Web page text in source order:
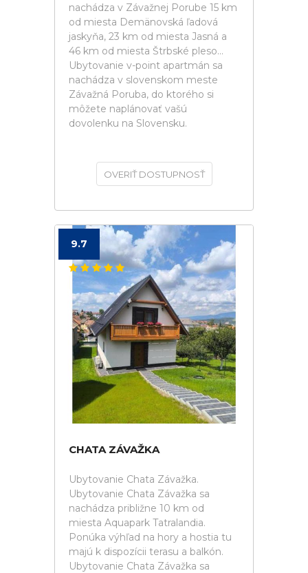
nachádza v Závažnej Porube 15 km
od miesta Demänovská ľadová
jaskyňa, 23 km od miesta Jasná a
46 km od miesta Štrbské pleso...
Ubytovanie v-point apartmán sa
nachádza v slovenskom meste
Závažná Poruba, do ktorého si
môžete naplánovať vašú
dovolenku na Slovensku.
OVERIŤ DOSTUPNOSŤ
9.7
CHATA ZÁVAŽKA
Ubytovanie Chata Závažka.
Ubytovanie Chata Závažka sa
nachádza približne 10 km od
miesta Aquapark Tatralandia.
Ponúka výhľad na hory a hostia tu
majú k dispozícii terasu a balkón.
Ubytovanie Chata Závažka sa